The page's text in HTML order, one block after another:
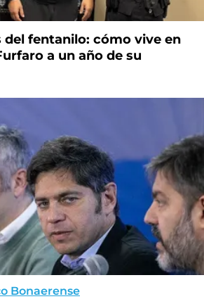
del fentanilo: cómo vive en
a un año de su
Bonaerense